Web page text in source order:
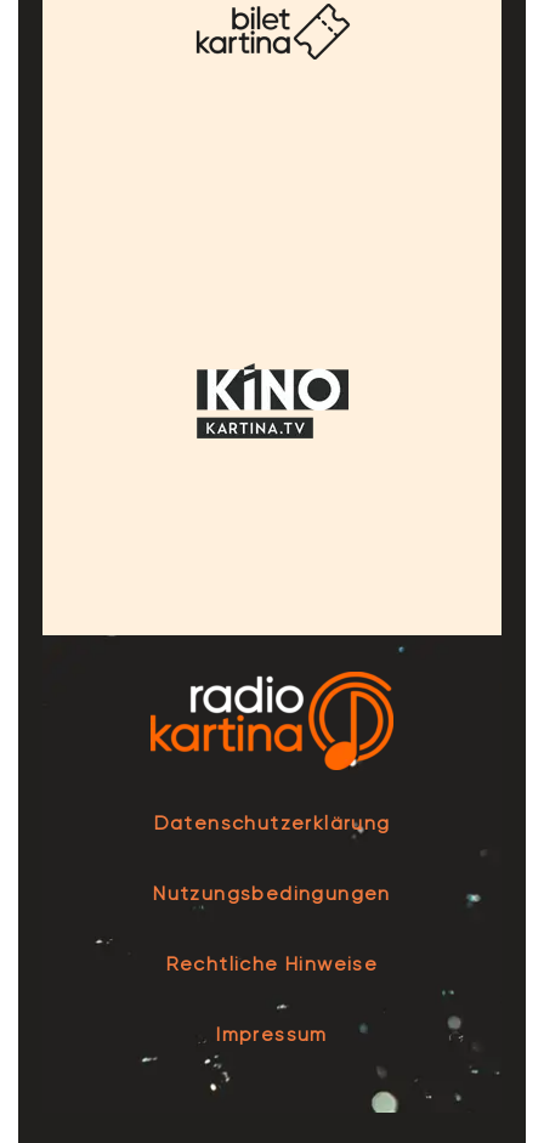
Datenschutzerklärung
Nutzungsbedingungen
Rechtliche Hinweise
Impressum